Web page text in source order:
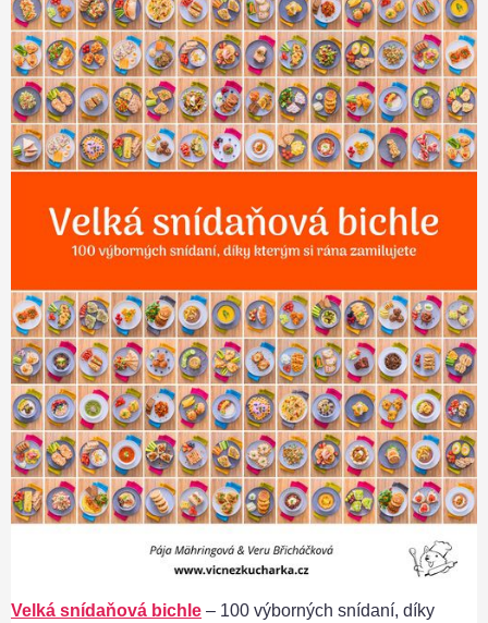
Velká snídaňová bichle – 100 výborných snídaní, díky